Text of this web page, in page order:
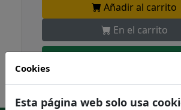
Añadir al carrito
En el carrito
Cookies
Esta página web solo usa